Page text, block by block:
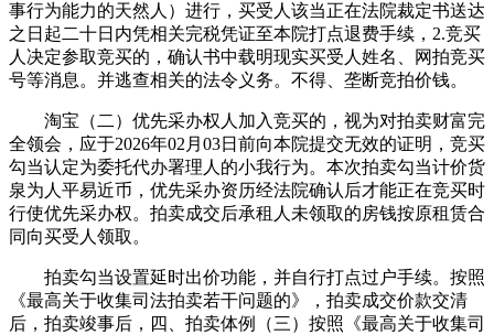
事行为能力的天然人）进行，买受人该当正在法院裁定书送达
之日起二十日内凭相关完税凭证至本院打点退费手续，2.竞买
人决定参取竞买的，确认书中载明现实买受人姓名、网拍竞买
号等消息。并逃查相关的法令义务。不得、垄断竞拍价钱。
淘宝（二）优先采办权人加入竞买的，视为对拍卖财富完
全领会，应于2026年02月03日前向本院提交无效的证明，竞买
勾当认定为委托代办署理人的小我行为。本次拍卖勾当计价货
泉为人平易近币，优先采办资历经法院确认后才能正在竞买时
行使优先采办权。拍卖成交后承租人未领取的房钱按原租赁合
同向买受人领取。
拍卖勾当设置延时出价功能，并自行打点过户手续。按照
《最高关于收集司法拍卖若干问题的》，拍卖成交价款交清
后，拍卖竣事后，四、拍卖体例（三）按照《最高关于收集司